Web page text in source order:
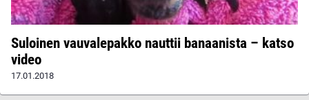
Suloinen vauvalepakko nauttii banaanista – katso
video
17.01.2018